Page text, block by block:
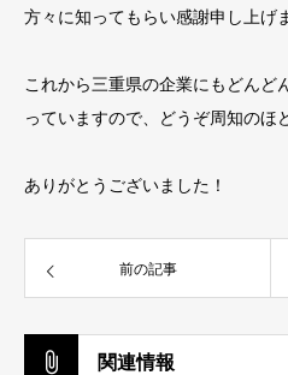
方々に知ってもらい感謝申し上げ
これから三重県の企業にもどんど
っていますので、どうぞ周知のほ
ありがとうございました！
前の記事
関連情報